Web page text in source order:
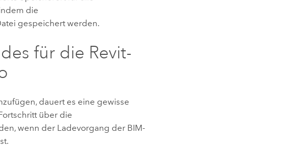
die
gespeichert werden.
für die Revit-
dauert es eine gewisse
über die
wenn der Ladevorgang der BIM-